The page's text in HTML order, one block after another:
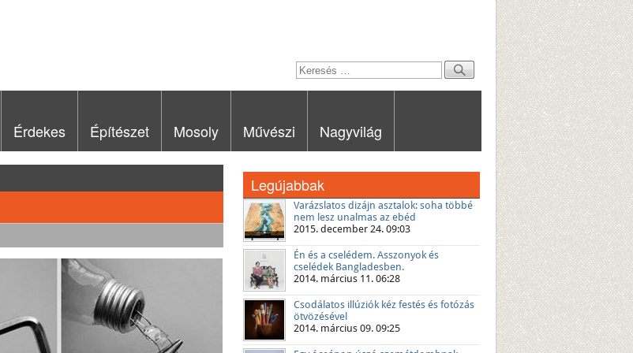
Érdekes Építészet Mosoly Művészi Nagyvilág
Legújabbak
Varázslatos dizájn asztalok: soha többé
nem lesz unalmas az ebéd
2015. december 24. 09:03
Én és a cselédem. Asszonyok és
cselédek Bangladesben.
2014. március 11. 06:28
Csodálatos illúziók kéz festés és fotózás
ötvözésével
2014. március 09. 09:25